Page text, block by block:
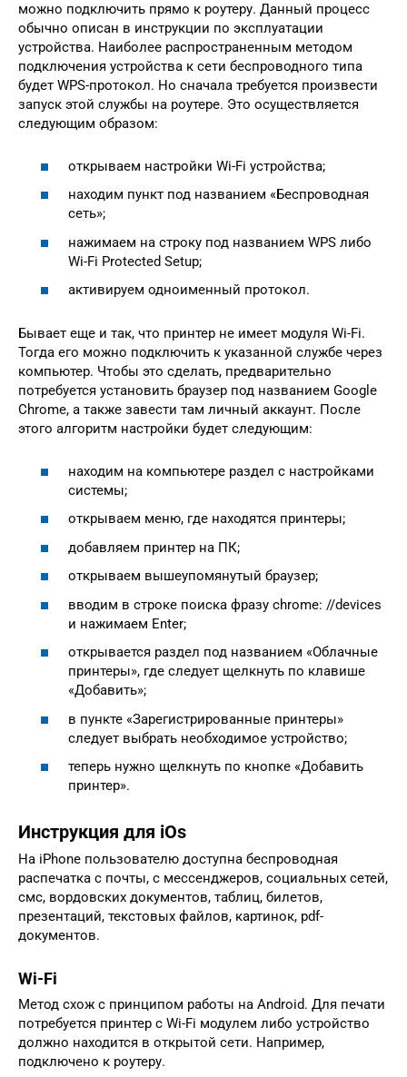
можно подключить прямо к роутеру. Данный процесс
обычно описан в инструкции по эксплуатации
устройства. Наиболее распространенным методом
подключения устройства к сети беспроводного типа
будет WPS-протокол. Но сначала требуется произвести
запуск этой службы на роутере. Это осуществляется
следующим образом:
открываем настройки Wi-Fi устройства;
находим пункт под названием «Беспроводная
сеть»;
нажимаем на строку под названием WPS либо
Wi-Fi Protected Setup;
активируем одноименный протокол.
Бывает еще и так, что принтер не имеет модуля Wi-Fi.
Тогда его можно подключить к указанной службе через
компьютер. Чтобы это сделать, предварительно
потребуется установить браузер под названием Google
Chrome, а также завести там личный аккаунт. После
этого алгоритм настройки будет следующим:
находим на компьютере раздел с настройками
системы;
открываем меню, где находятся принтеры;
добавляем принтер на ПК;
открываем вышеупомянутый браузер;
вводим в строке поиска фразу chrome: //devices
и нажимаем Enter;
открывается раздел под названием «Облачные
принтеры», где следует щелкнуть по клавише
«Добавить»;
в пункте «Зарегистрированные принтеры»
следует выбрать необходимое устройство;
теперь нужно щелкнуть по кнопке «Добавить
принтер».
Инструкция для iOs
На iPhone пользователю доступна беспроводная
распечатка с почты, с мессенджеров, социальных сетей,
смс, вордовских документов, таблиц, билетов,
презентаций, текстовых файлов, картинок, pdf-
документов.
Wi-Fi
Метод схож с принципом работы на Android. Для печати
потребуется принтер с Wi-Fi модулем либо устройство
должно находится в открытой сети. Например,
подключено к роутеру.